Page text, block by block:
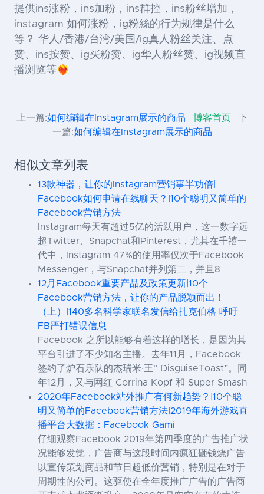
提供ins涨粉，ins加粉，ins群控，ins粉丝增加，
instagram 如何涨粉，ig粉絲的行为规律是什么
等？ 华人/香港/台湾/美国/ig真人粉丝关注、点
赞、ins按赞、ig买粉赞、ig华人粉丝赞、ig视频直
播浏览等❤️‍🔥
上一篇:如何编辑在Instagram展示的商品 博客首页
下
一篇:如何编辑在Instagram展示的商品
相似文章列表
13款神器，让你的Instagram营销事半功倍|
Facebook如何申请在线聊天？|10个聪明又简单的
Facebook营销方法
Instagram每天有超过5亿的活跃用户，这一数字远
超Twitter、Snapchat和Pinterest，尤其在千禧一
代中，Instagram 47%的使用率仅次于Facebook
Messenger，与Snapchat并列第二，并且8
12月Facebook重要产品及政策更新|10个
Facebook营销方法，让你的产品脱颖而出！
（上）|140多名科学家联名发信给扎克伯格 呼吁
FB严打错误信息
Facebook 之所以能够有着这样的增长，是因为其
平台引进了不少知名主播。去年11月，Facebook
签约了炉石乐队的杰瑞米·王“ DisguiseToast”。同
年12月，又与网红 Corrina Kopf 和 Super Smash
2020年Facebook站外推广有何新趋势？|10个聪
明又简单的Facebook营销方法|2019年海外游戏直
播平台大数据：Facebook Gami
仔细观察Facebook 2019年第四季度的广告推广状
况能够发觉，广告商与这段时间内瘋狂砸钱烧广告
以宣传策划商品和节日超低价营销，特别是在对于
周期性的公司。这驱使在全年度推广广告的广告商